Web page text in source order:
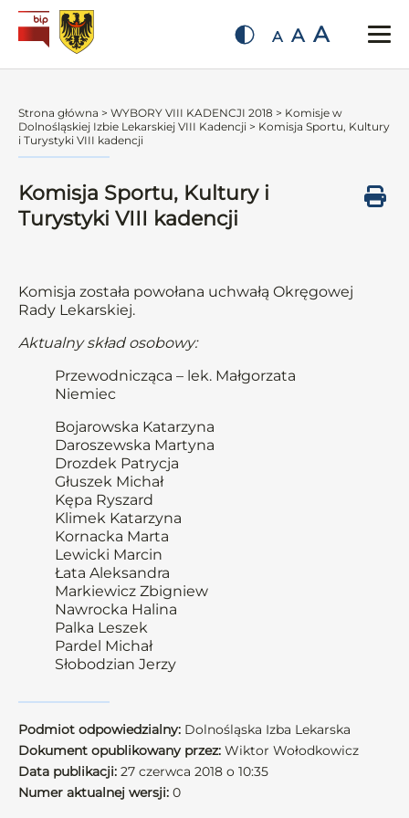
A A A
Strona główna > WYBORY VIII KADENCJI 2018 > Komisje w
Dolnośląskiej Izbie Lekarskiej VIII Kadencji > Komisja Sportu, Kultury
i Turystyki VIII kadencji
Komisja Sportu, Kultury i
Turystyki VIII kadencji
Komisja została powołana uchwałą Okręgowej
Rady Lekarskiej.
Aktualny skład osobowy:
Przewodnicząca – lek. Małgorzata
Niemiec
Bojarowska Katarzyna
Daroszewska Martyna
Drozdek Patrycja
Głuszek Michał
Kępa Ryszard
Klimek Katarzyna
Kornacka Marta
Lewicki Marcin
Łata Aleksandra
Markiewicz Zbigniew
Nawrocka Halina
Palka Leszek
Pardel Michał
Słobodzian Jerzy
Podmiot odpowiedzialny: Dolnośląska Izba Lekarska
Dokument opublikowany przez: Wiktor Wołodkowicz
Data publikacji: 27 czerwca 2018 o 10:35
Numer aktualnej wersji: 0